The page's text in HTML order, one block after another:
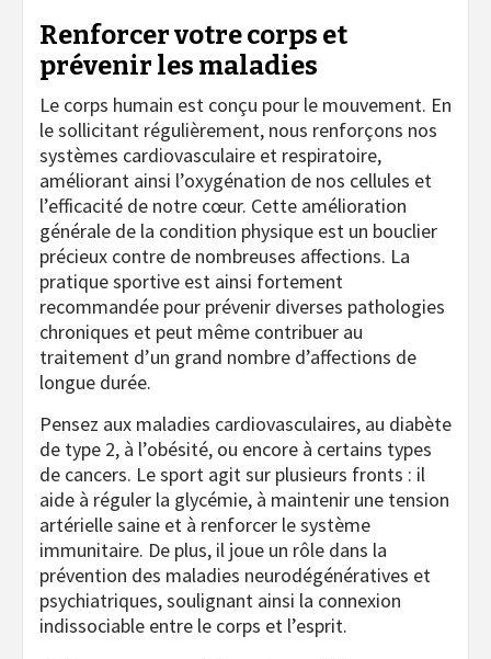
Renforcer votre corps et
prévenir les maladies
Le corps humain est conçu pour le mouvement. En
le sollicitant régulièrement, nous renforçons nos
systèmes cardiovasculaire et respiratoire,
améliorant ainsi l’oxygénation de nos cellules et
l’efficacité de notre cœur. Cette amélioration
générale de la condition physique est un bouclier
précieux contre de nombreuses affections. La
pratique sportive est ainsi fortement
recommandée pour prévenir diverses pathologies
chroniques et peut même contribuer au
traitement d’un grand nombre d’affections de
longue durée.
Pensez aux maladies cardiovasculaires, au diabète
de type 2, à l’obésité, ou encore à certains types
de cancers. Le sport agit sur plusieurs fronts : il
aide à réguler la glycémie, à maintenir une tension
artérielle saine et à renforcer le système
immunitaire. De plus, il joue un rôle dans la
prévention des maladies neurodégénératives et
psychiatriques, soulignant ainsi la connexion
indissociable entre le corps et l’esprit.